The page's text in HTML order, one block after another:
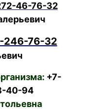
46-76-32
246-76-32
+7-
40-94